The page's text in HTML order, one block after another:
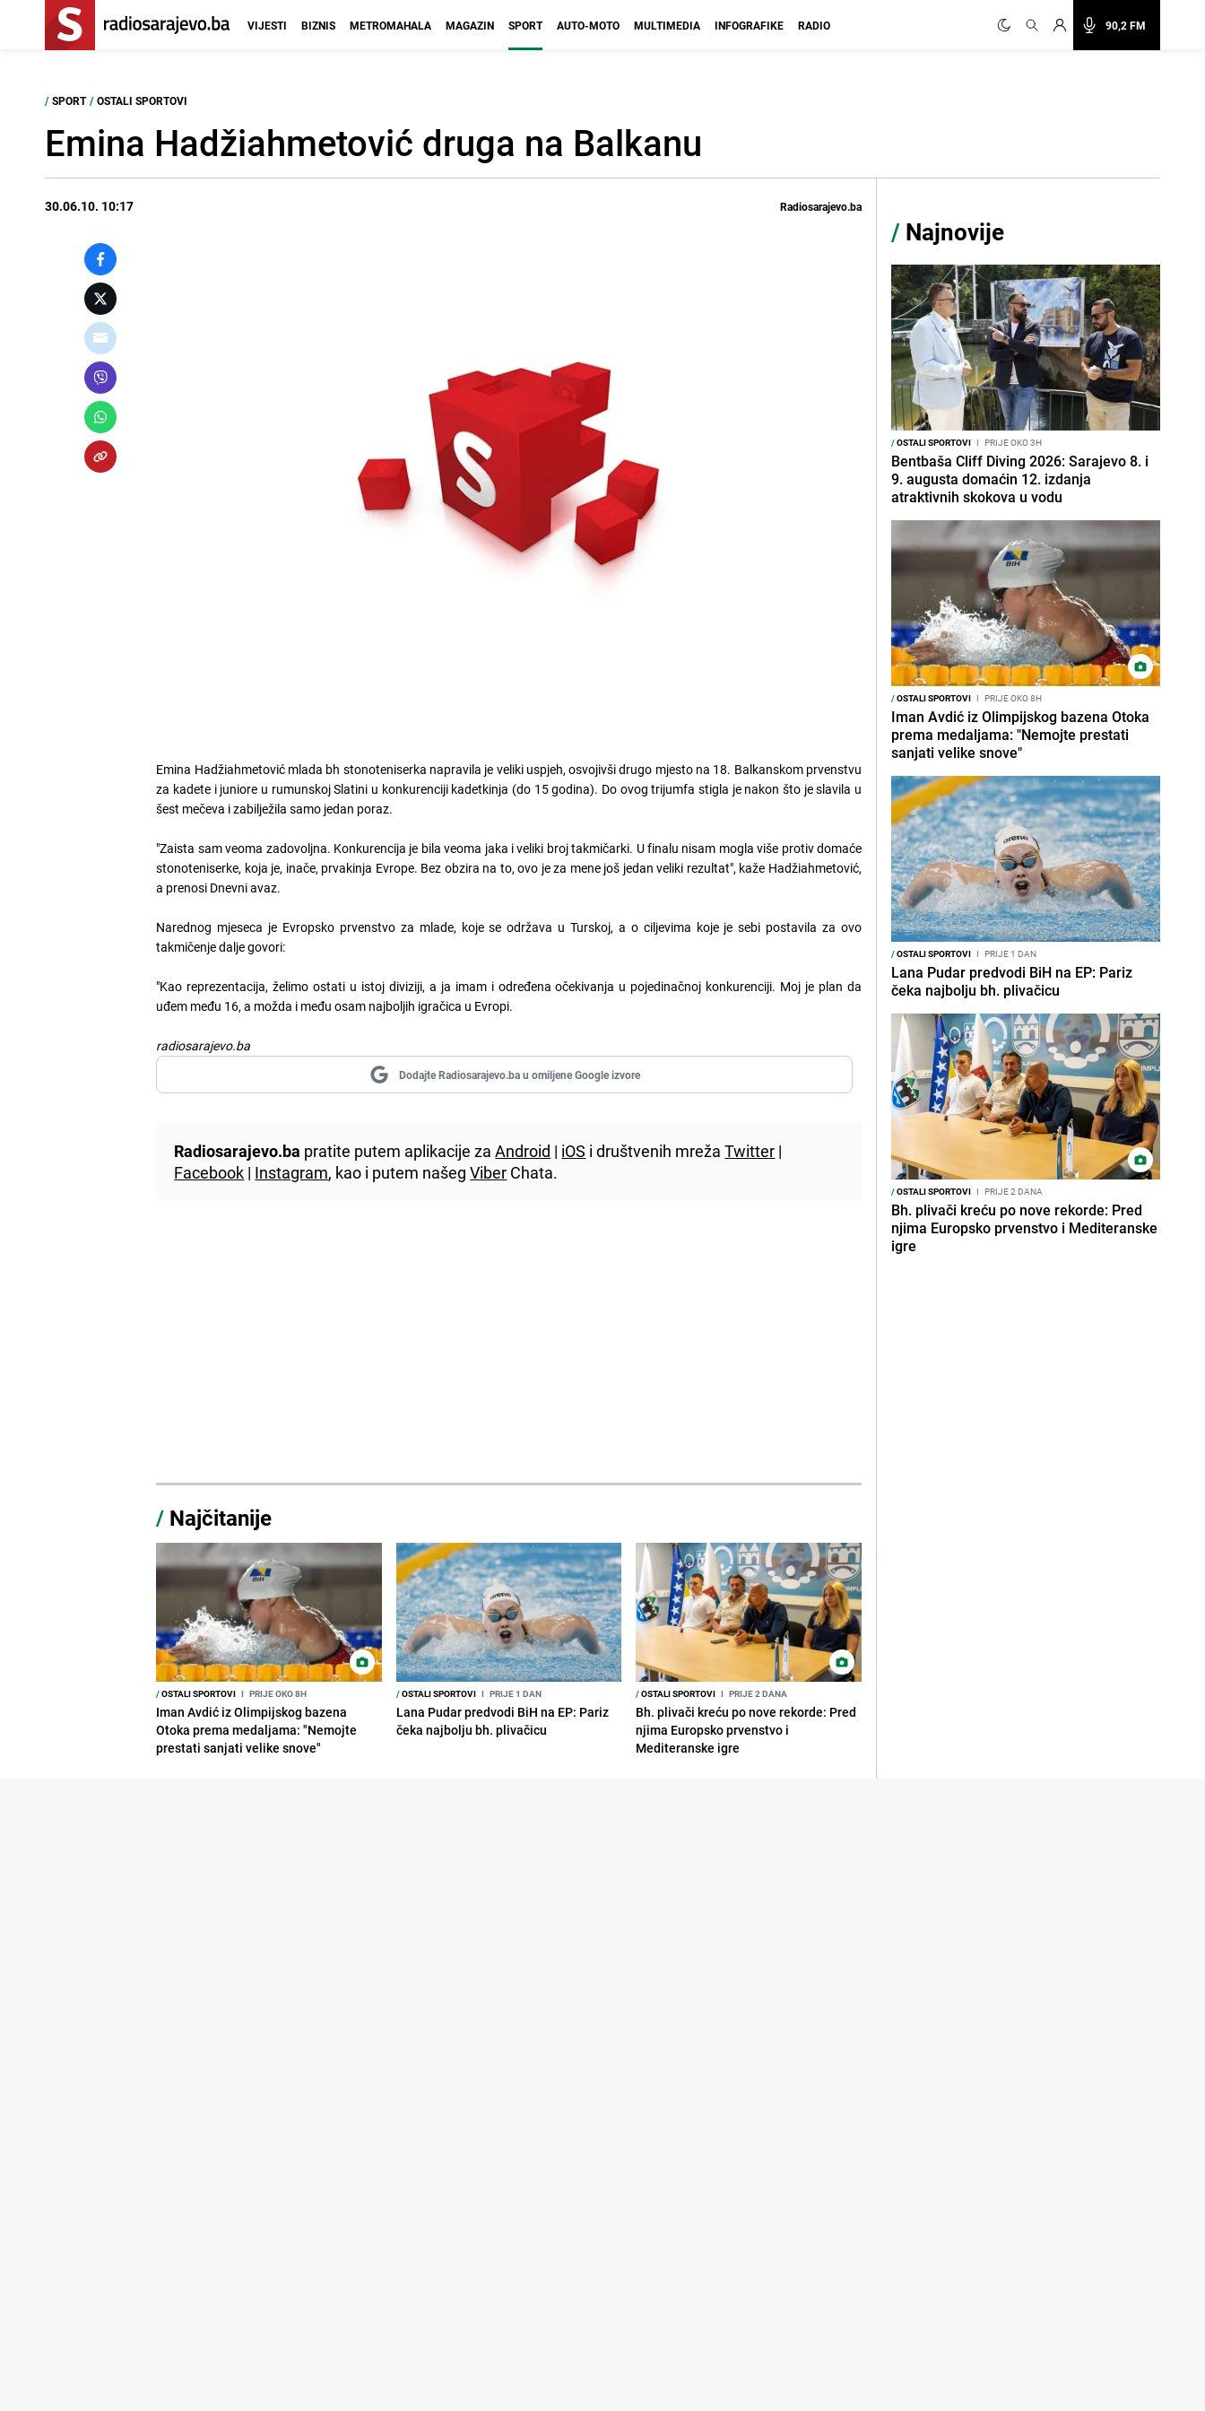
90,2 FM
VIJESTI BIZNIS METROMAHALA MAGAZIN SPORT AUTO-MOTO MULTIMEDIA INFOGRAFIKE RADIO
/ SPORT / OSTALI SPORTOVI
Emina Hadžiahmetović druga na Balkanu
30.06.10. 10:17 Radiosarajevo.ba
Emina Hadžiahmetović mlada bh stonoteniserka napravila je veliki uspjeh, osvojivši drugo mjesto na 18. Balkanskom prvenstvu
za kadete i juniore u rumunskoj Slatini u konkurenciji kadetkinja (do 15 godina). Do ovog trijumfa stigla je nakon što je slavila u
šest mečeva i zabilježila samo jedan poraz.
"Zaista sam veoma zadovoljna. Konkurencija je bila veoma jaka i veliki broj takmičarki. U finalu nisam mogla više protiv domaće
stonoteniserke, koja je, inače, prvakinja Evrope. Bez obzira na to, ovo je za mene još jedan veliki rezultat", kaže Hadžiahmetović,
a prenosi Dnevni avaz.
Narednog mjeseca je Evropsko prvenstvo za mlade, koje se održava u Turskoj, a o ciljevima koje je sebi postavila za ovo
takmičenje dalje govori:
"Kao reprezentacija, želimo ostati u istoj diviziji, a ja imam i određena očekivanja u pojedinačnoj konkurenciji. Moj je plan da
uđem među 16, a možda i među osam najboljih igračica u Evropi.
radiosarajevo.ba
Dodajte Radiosarajevo.ba u omiljene Google izvore
Radiosarajevo.ba pratite putem aplikacije zaAndroid | iOS i društvenih mrežaTwitter |
Facebook | Instagram, kao i putem našegViber Chata.
/ Najčitanije
/OSTALI SPORTOVI I PRIJE OKO 8H
Iman Avdić iz Olimpijskog bazena
Otoka prema medaljama: "Nemojte
prestati sanjati velike snove"
/OSTALI SPORTOVI I PRIJE 1 DAN
Lana Pudar predvodi BiH na EP: Pariz
čeka najbolju bh. plivačicu
/OSTALI SPORTOVI I PRIJE 2 DANA
Bh. plivači kreću po nove rekorde: Pred
njima Europsko prvenstvo i
Mediteranske igre
/ Najnovije
/OSTALI SPORTOVI I PRIJE OKO 3H
Bentbaša Cliff Diving 2026: Sarajevo 8. i
9. augusta domaćin 12. izdanja
atraktivnih skokova u vodu
/OSTALI SPORTOVI I PRIJE OKO 8H
Iman Avdić iz Olimpijskog bazena Otoka
prema medaljama: "Nemojte prestati
sanjati velike snove"
/OSTALI SPORTOVI I PRIJE 1 DAN
Lana Pudar predvodi BiH na EP: Pariz
čeka najbolju bh. plivačicu
/OSTALI SPORTOVI I PRIJE 2 DANA
Bh. plivači kreću po nove rekorde: Pred
njima Europsko prvenstvo i Mediteranske
igre